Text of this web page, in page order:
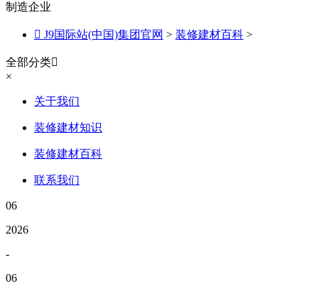
制造企业
 J9国际站(中国)集团官网 > 装修建材百科 >
全部分类
×
关于我们
装修建材知识
装修建材百科
联系我们
06
2026
-
06